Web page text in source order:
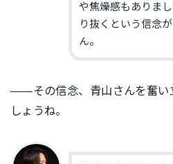
や焦燥感もありま
り抜くという信念
ん。
——その信念、青山さんを奮い
しょうね。